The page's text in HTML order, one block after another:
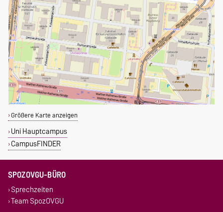
Größere Karte anzeigen
Uni Hauptcampus
CampusFINDER
SPOZOVGU-BÜRO
Sprechzeiten
Team SpozOVGU